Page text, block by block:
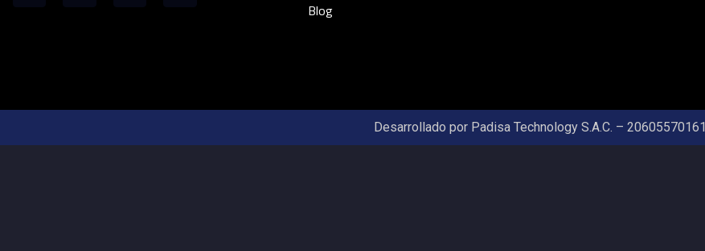
Blog
Desarrollado por Padisa Technology S.A.C. – 20605570161